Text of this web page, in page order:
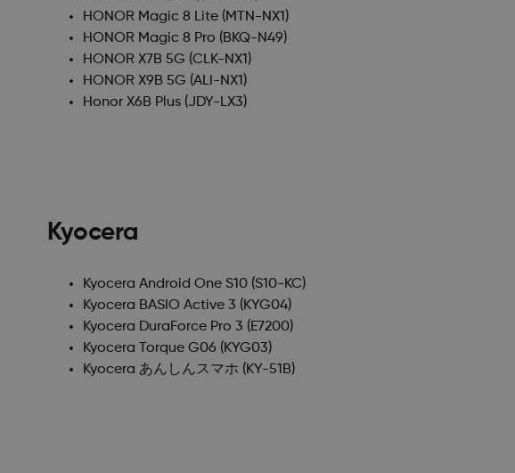
HONOR Magic 8 Lite(MTN-NX1)
HONOR Magic 8 Pro (BKQ-N49)
HONOR X7B 5G (CLK-NX1)
HONOR X9B 5G (ALI-NX1)
Honor X6B Plus(JDY-LX3)
Kyocera
Kyocera Android One S10(S10-KC)
Kyocera BASIO Active 3 (KYG04)
Kyocera DuraForce Pro 3 (E7200)
Kyocera Torque G06 (KYG03)
Kyocera あんしんスマホ (KY-51B)